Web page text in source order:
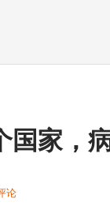
国家，
论